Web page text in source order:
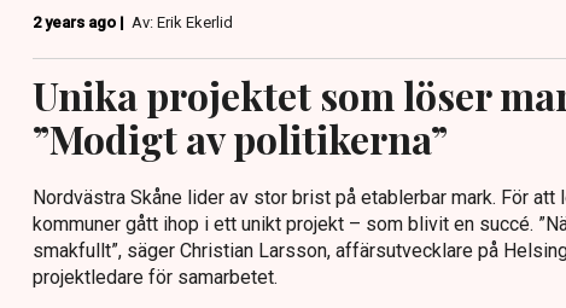
2 years ago | Av: Erik Ekerlid
Unika projektet som löser
”Modigt av politikerna”
Nordvästra Skåne lider av stor brist på etablerbar mark. För att
kommuner gått ihop i ett unikt projekt – som blivit en succé.
smakfullt”, säger Christian Larsson, affärsutvecklare på
projektledare för samarbetet.